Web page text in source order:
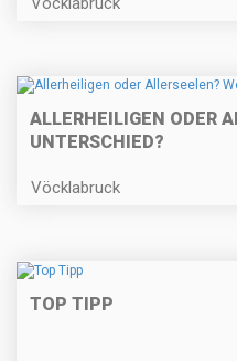
ALLERHEILIGEN ODER
UNTERSCHIED?
Vöcklabruck
TOP TIPP